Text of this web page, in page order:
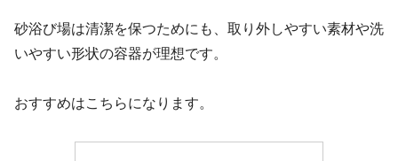
砂浴び場は清潔を保つためにも、取り外しやすい素材や洗
いやすい形状の容器が理想です。
おすすめはこちらになります。